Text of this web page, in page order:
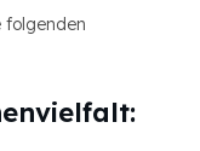
folgenden